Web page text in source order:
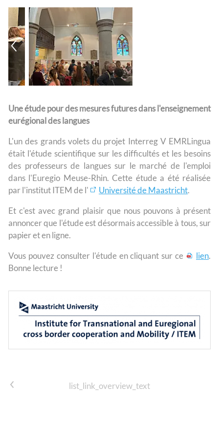
Une étude pour des mesures futures dans l'enseignement
eurégional des langues
L'un des grands volets du projet Interreg V EMRLingua
était l'étude scientifique sur les difficultés et les besoins
des professeurs de langues sur le marché de l'emploi
dans l'Euregio Meuse-Rhin. Cette étude a été réalisée
par l'institut ITEM de l'
Université de Maastricht.
Et c'est avec grand plaisir que nous pouvons à présent
annoncer que l'étude est désormais accessible à tous, sur
papier et en ligne.
Vous pouvez consulter l'étude en cliquant sur ce
lien.
Bonne lecture !
list_link_prev list_link_overview_text